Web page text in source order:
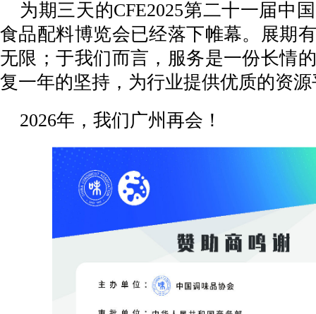
为期三天的CFE2025第二十一届中
食品配料博览会已经落下帷幕。展期
无限；于我们而言，服务是一份长情
复一年的坚持，为行业提供优质的资
2026年，我们广州再会！